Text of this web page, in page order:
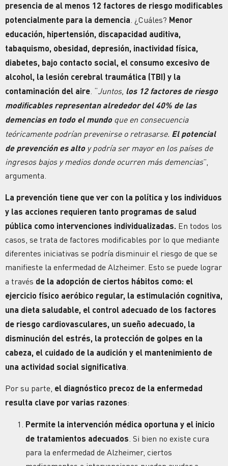
presencia de al menos 12 factores de riesgo modificables
potencialmente para la demencia. ¿Cuáles? Menor
educación, hipertensión, discapacidad auditiva,
tabaquismo, obesidad, depresión, inactividad física,
diabetes, bajo contacto social, el consumo excesivo de
alcohol, la lesión cerebral traumática (TBI) y la
contaminación del aire. “Juntos, los 12 factores de riesgo
modificables representan alrededor del 40% de las
demencias en todo el mundoque en consecuencia
teóricamente podrían prevenirse o retrasarse. El potencial
de prevención es altoy podría ser mayor en los países de
ingresos bajos y medios donde ocurren más demencias”,
argumenta.
La prevención tiene que ver con la política y los individuos
y las acciones requieren tanto programas de salud
pública como intervenciones individualizadas. En todos los
casos, se trata de factores modificables por lo que mediante
diferentes iniciativas se podría disminuir el riesgo de que se
manifieste la enfermedad de Alzheimer. Esto se puede lograr
a través de la adopción de ciertos hábitos como: el
ejercicio físico aeróbico regular, la estimulación cognitiva,
una dieta saludable, el control adecuado de los factores
de riesgo cardiovasculares, un sueño adecuado, la
disminución del estrés, la protección de golpes en la
cabeza, el cuidado de la audición y el mantenimiento de
una actividad social significativa
Por su parte, el diagnóstico precoz de la enfermedad
resulta clave por varias razones:
Permite la intervención médica oportuna y el inicio
de tratamientos adecuados . Si bien no existe cura
para la enfermedad de Alzheimer, ciertos